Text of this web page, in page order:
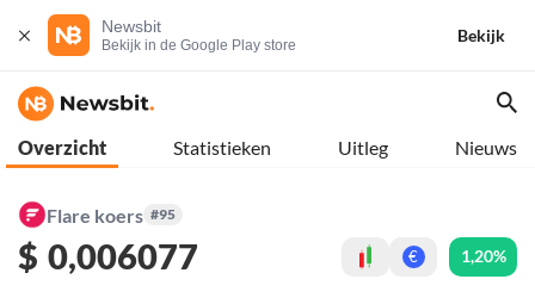
Newsbit
Bekijk in de Google Play store
Bekijk
Overzicht Statistieken Uitleg Nieuws
Flare koers #95
$ 0,006077 € 1,20%